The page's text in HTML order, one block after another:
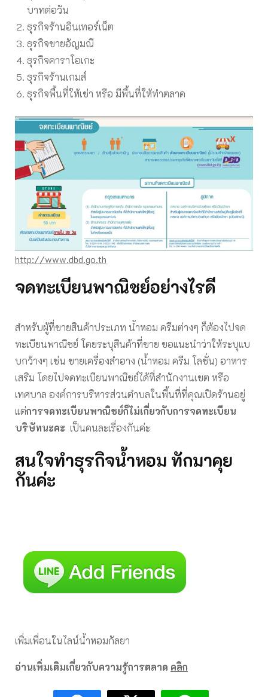
บาทต่อวัน
ธุรกิจร้านอินเทอร์เน็ต
ธุรกิจขายอัญมณี
ธุรกิจคาราโอเกะ
ธุรกิจร้านเกมส์
ธุรกิจพื้นที่ให้เช่า หรือ มีพื้นที่ให้ทำตลาด
http://www.dbd.go.th
จดทะเบียนพาณิชย์อย่างไรดี
สำหรับผู้ที่ขายสินค้าประเภท น้ำหอม ครีมต่างๆ ก็ต้องไปจด
ทะเบียนพาณิชย์ โดยระบุสินค้าที่ขาย ขอแนะนำว่าให้ระบุแบ
บกว้างๆ เช่น ขายเครื่องสำอาง (น้ำหอม ครีม โลชั่น) อาหาร
เสริม โดยไปจดทะเบียนพาณิชย์ได้ที่สำนักงานเขต หรือ
เทศบาล องค์การบริหารส่วนตำบลในพื้นที่ที่คุณเปิดร้านอยู่
แต่การจดทะเบียนพาณิชย์ก็ไม่เกี่ยวกับการจดทะเบียน
บริษัทนะคะ เป็นคนละเรื่องกันค่ะ
สนใจทำธุรกิจน้ำหอม ทักมาคุย
กันค่ะ
เพิ่มเพื่อนในไลน์น้ำหอมกัลยา
อ่านเพิ่มเติมเกี่ยวกับความรู้การตลาด คลิก